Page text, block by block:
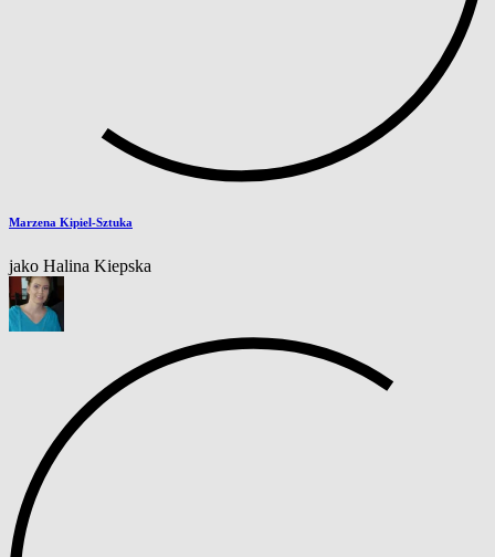
Marzena Kipiel-Sztuka
jako Halina Kiepska